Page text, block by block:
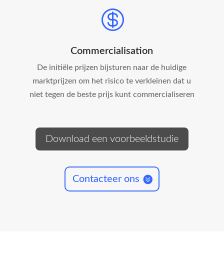

Commercialisation
De initiële prijzen bijsturen naar de huidige
marktprijzen om het risico te verkleinen dat u
niet tegen de beste prijs kunt commercialiseren
Download een voorbeeldstudie
Contacteer ons